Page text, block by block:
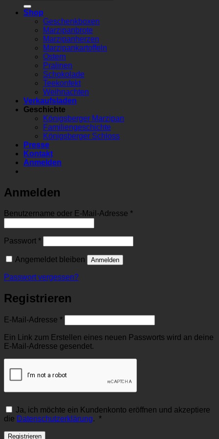
nach:
Shop
Geschenkboxen
Marzipanbrote
Marzipanherzen
Marzipankartoffeln
Ostern
Pralinen
Schokolade
Teekonfekt
Weihnachten
Verkaufsladen
Geschichte
Königsberger Marzipan
Familiengeschichte
Königsberger Schloss
Presse
Kontakt
Anmelden
Anmelden
Benutzername oder E-Mail-Adresse *Erforderlich
Passwort *Erforderlich
Angemeldet bleiben Anmelden
Passwort vergessen?
Registrieren
E-Mail-Adresse *Erforderlich
Ein Link zum Erstellen eines neuen Passworts wird an deine
E-Mail-Adresse gesendet.
Ja, ich möchte ein Kundenkonto eröffnen und akzeptiere
die Datenschutzerklärung. *Erforderlich
Registrieren